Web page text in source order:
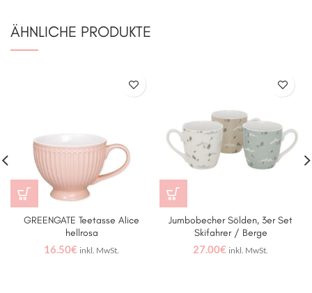
ÄHNLICHE PRODUKTE
GREENGATE Teetasse Alice
hellrosa
16.50€ inkl. MwSt.
Jumbobecher Sölden, 3er Set
Skifahrer / Berge
27.00€ inkl. MwSt.